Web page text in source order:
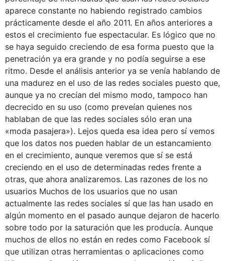
aparece constante no habiendo registrado cambios
prácticamente desde el año 2011. En años anteriores a
estos el crecimiento fue espectacular. Es lógico que no
se haya seguido creciendo de esa forma puesto que la
penetración ya era grande y no podía seguirse a ese
ritmo. Desde el análisis anterior ya se venía hablando de
una madurez en el uso de las redes sociales puesto que,
aunque ya no crecían del mismo modo, tampoco han
decrecido en su uso (como preveían quienes nos
hablaban de que las redes sociales sólo eran una
«moda pasajera»). Lejos queda esa idea pero sí vemos
que los datos nos pueden hablar de un estancamiento
en el crecimiento, aunque veremos que sí se está
creciendo en el uso de determinadas redes frente a
otras, que ahora analizaremos. Las razones de los no
usuarios Muchos de los usuarios que no usan
actualmente las redes sociales sí que las han usado en
algún momento en el pasado aunque dejaron de hacerlo
sobre todo por la saturación que les producía. Aunque
muchos de ellos no están en redes como Facebook sí
que utilizan otras herramientas o aplicaciones como